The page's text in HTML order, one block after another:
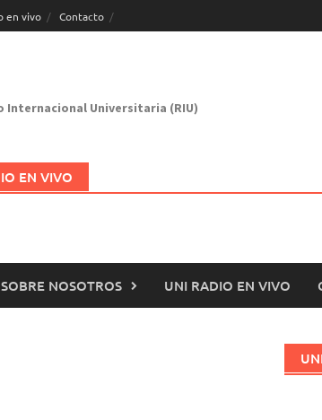
en vivo Contacto
Internacional Universitaria (RIU)
EN VIVO
SOBRE NOSOTROS UNI RADIO EN VIVO